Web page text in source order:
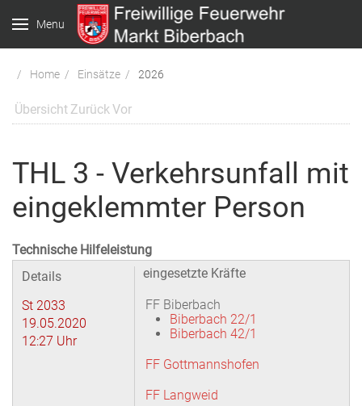
Menu
Home Einsätze 2026
Übersicht ZurückVor
THL 3 - Verkehrsunfall mit
eingeklemmter Person
Technische Hilfeleistung
Details
St 2033
19.05.2020
12:27 Uhr
eingesetzte Kräfte
FF Biberbach
Biberbach 22/1
Biberbach 42/1
FF Gottmannshofen
FF Langweid